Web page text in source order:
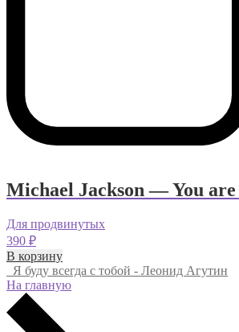
Michael Jackson — You are
Для продвинутых
390 ₽
В корзину
Я буду всегда с тобой - Леонид Агутин
На главную